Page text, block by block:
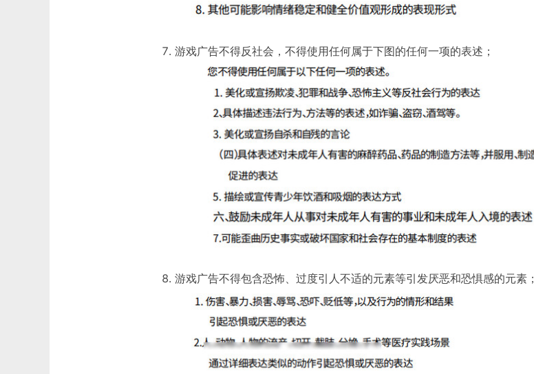
游戏广告不得反社会，不得使⽤任何属于下图的任何⼀项的表述；
游戏广告不得包含恐怖、过度引人不适的元素等引发厌恶和恐惧感的元素；